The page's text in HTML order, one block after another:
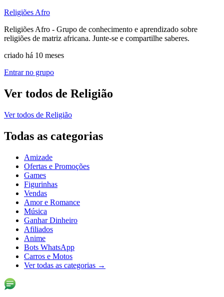
Religiões Afro
Religiões Afro - Grupo de conhecimento e aprendizado sobre
religiões de matriz africana. Junte-se e compartilhe saberes.
criado há 10 meses
Entrar no grupo
Ver todos de Religião
Ver todos de Religião
Todas as categorias
Amizade
Ofertas e Promoções
Games
Figurinhas
Vendas
Amor e Romance
Música
Ganhar Dinheiro
Afiliados
Anime
Bots WhatsApp
Carros e Motos
Ver todas as categorias →